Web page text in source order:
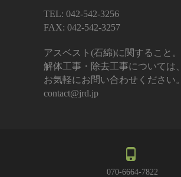
TEL: 042-542-3256
FAX: 042-542-3257
アスベスト(石綿)に関すること。
解体工事・除去工事については、
お気軽にお問い合わせください。
contact@jrd.jp
070-6664-7822